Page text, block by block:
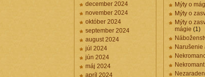
december 2024
november 2024
október 2024
september 2024
august 2024
júl 2024
jún 2024
máj 2024
apríl 2024
Mýty o
Mýty o
Mýty o
mágie (1)
Narušenie
Nekromant